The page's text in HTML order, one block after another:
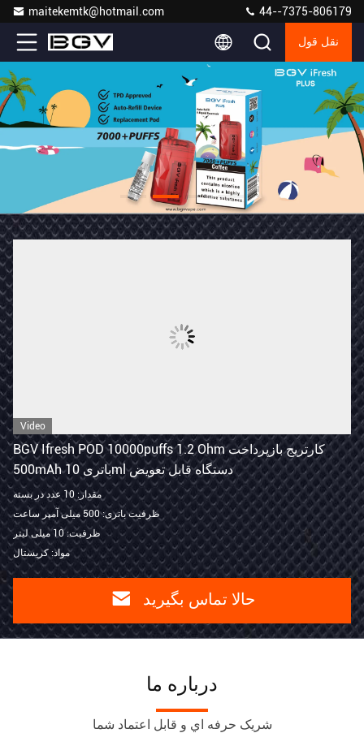
maitekemtk@hotmail.com 44--7375-806179
نقل قول
Video
BGV Ifresh POD 10000puffs 1.2 Ohm کارتریج بازپرداخت
500mAh باتری 10ml دستگاه قابل تعویض
مقدار: 10 عدد در بسته
ظرفیت باتری: 500 میلی آمپر ساعت
ظرفیت: 10 میلی لیتر
مواد: کریستال
حالا تماس بگیرید
درباره ما
شريک حرفه اي و قابل اعتماد شما